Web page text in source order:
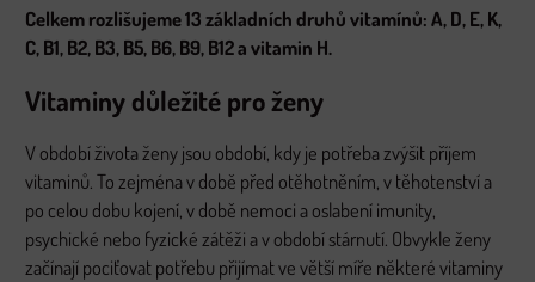
Celkem rozlišujeme 13 základních druhů vitamínů: A, D, E, K,
C, B1, B2, B3, B5, B6, B9, B12 a vitamin H.
Vitaminy důležité pro ženy
V období života ženy jsou období, kdy je potřeba zvýšit příjem
vitaminů. To zejména v době před otěhotněním, v těhotenství a
po celou dobu kojení, v době nemoci a oslabení imunity,
psychické nebo fyzické zátěži a v období stárnutí. Obvykle ženy
začínají pociťovat potřebu přijímat ve větší míře některé vitaminy